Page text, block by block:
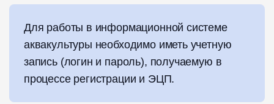
Для работы в информационной системе
аквакультуры необходимо иметь учетную
запись (логин и пароль), получаемую в
процессе регистрации и ЭЦП.